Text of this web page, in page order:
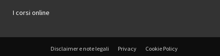
I corsi online
Disclaimer e note legali Privacy Cookie Policy